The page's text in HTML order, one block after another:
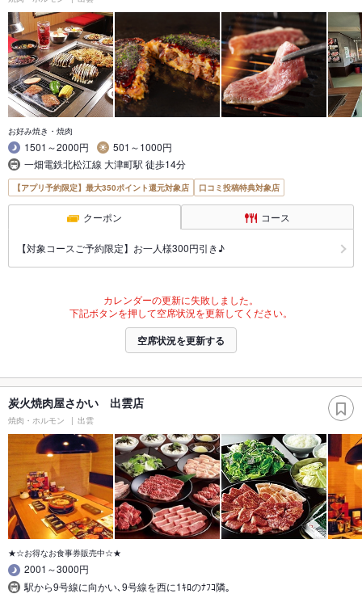
お好み焼き・焼肉
1501～2000円
501～1000円
一畑電鉄北松江線 大津町駅 徒歩14分
【アプリ予約限定】最大350ポイント還元対象店 口コミ投稿特典対象店
クーポン コース
【対象コースご予約限定】お一人様300円引き♪
カレンダーの更新に失敗しました。
下記ボタンを押して空席状況を更新してください。
空席状況を更新する
炭火焼肉屋さかい 出雲店
焼肉・ホルモン 出雲
★☆お得なお食事券販売中☆★
2001～3000円
駅から9号線に向かい､9号線を西に1ｷﾛのﾅﾌｺ隣｡